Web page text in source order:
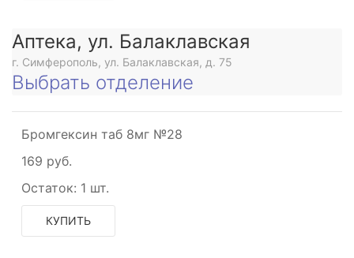
Аптека, ул. Балаклавская
г. Симферополь, ул. Балаклавская, д. 75
Выбрать отделение
Бромгексин таб 8мг №28
169 руб.
Остаток: 1 шт.
КУПИТЬ